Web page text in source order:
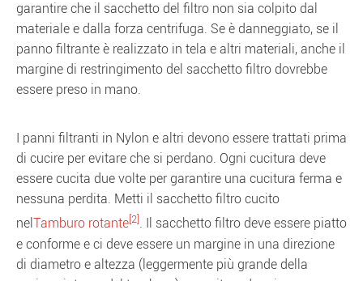
garantire che il sacchetto del filtro non sia colpito dal
materiale e dalla forza centrifuga. Se è danneggiato, se il
panno filtrante è realizzato in tela e altri materiali, anche il
margine di restringimento del sacchetto filtro dovrebbe
essere preso in mano.
I panni filtranti in Nylon e altri devono essere trattati prima
di cucire per evitare che si perdano. Ogni cucitura deve
essere cucita due volte per garantire una cucitura ferma e
nessuna perdita. Metti il sacchetto filtro cucito
nel Tamburo rotante [2] . Il sacchetto filtro deve essere piatto
e conforme e ci deve essere un margine in una direzione
di diametro e altezza (leggermente più grande della